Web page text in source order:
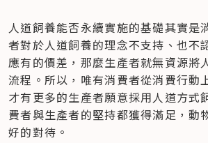
人道飼養能否永續實施的基礎其實是
者對於人道飼養的理念不支持、也不
應有的價差，那麼生產者就無資源將
流程。所以，唯有消費者從消費行動
才有更多的生產者願意採用人道方式
費者與生產者的堅持都獲得滿足，動
好的對待。